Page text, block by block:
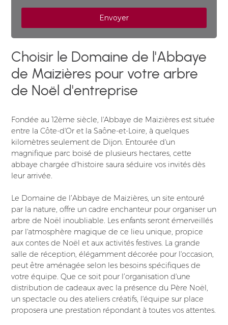
Envoyer
Choisir le Domaine de l'Abbaye
de Maizières pour votre arbre
de Noël d'entreprise
Fondée au 12ème siècle, l'Abbaye de Maizières est située
entre la Côte-d'Or et la Saône-et-Loire, à quelques
kilomètres seulement de Dijon. Entourée d'un
magnifique parc boisé de plusieurs hectares, cette
abbaye chargée d'histoire saura séduire vos invités dès
leur arrivée.
Le Domaine de l’Abbaye de Maizières, un site entouré
par la nature, offre un cadre enchanteur pour organiser un
arbre de Noël inoubliable. Les enfants seront émerveillés
par l'atmosphère magique de ce lieu unique, propice
aux contes de Noël et aux activités festives. La grande
salle de réception, élégamment décorée pour l'occasion,
peut être aménagée selon les besoins spécifiques de
votre équipe. Que ce soit pour l’organisation d'une
distribution de cadeaux avec la présence du Père Noël,
un spectacle ou des ateliers créatifs, l'équipe sur place
proposera une prestation répondant à toutes vos attentes.